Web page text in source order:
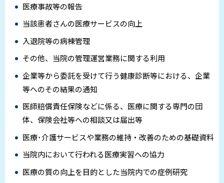
医療事故等の報告
当該患者さんの医療サービスの向上
入退院等の病棟管理
その他、当院の管理運営業務に関する利用
企業等から委託を受けて行う健康診断等における、企業
等へのその結果の通知
医師賠償責任保険などに係る、医療に関する専門の団
体、保険会社等への相談又は届出等
医療･介護サービスや業務の維持・改善のための基礎資料
当院内において行われる医療実習への協力
医療の質の向上を目的とした当院内での症例研究